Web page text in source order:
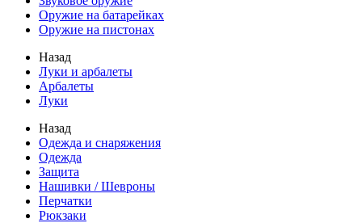
Оружие на батарейках
Оружие на пистонах
Назад
Луки и арбалеты
Арбалеты
Луки
Назад
Одежда и снаряжения
Одежда
Защита
Нашивки / Шевроны
Перчатки
Рюкзаки